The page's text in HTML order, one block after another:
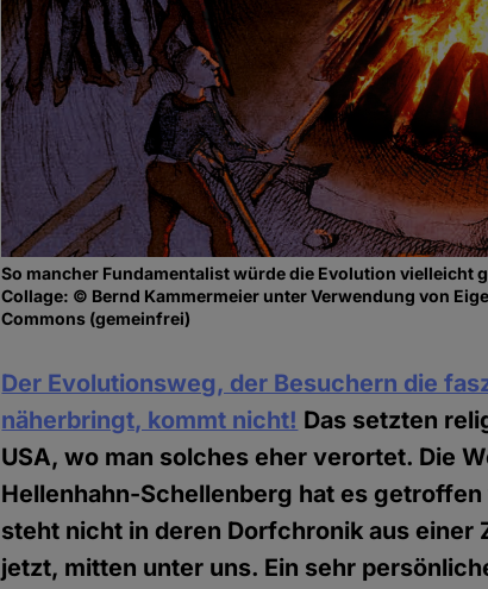
So mancher Fundamentalist würde die Evolution vielleicht
Collage: © Bernd Kammermeier unter Verwendung von
Commons (gemeinfrei)
Der Evolutionsweg, der Besuchern die
näherbringt, kommt nicht! Das setzten
USA, wo man solches eher verortet. Die
Hellenhahn-Schellenberg hat es
steht nicht in deren Dorfchronik aus einer
jetzt, mitten unter uns. Ein sehr